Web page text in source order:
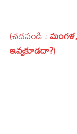
(చదవండి :మంగళ,
ఇవ్వకూడదా?)